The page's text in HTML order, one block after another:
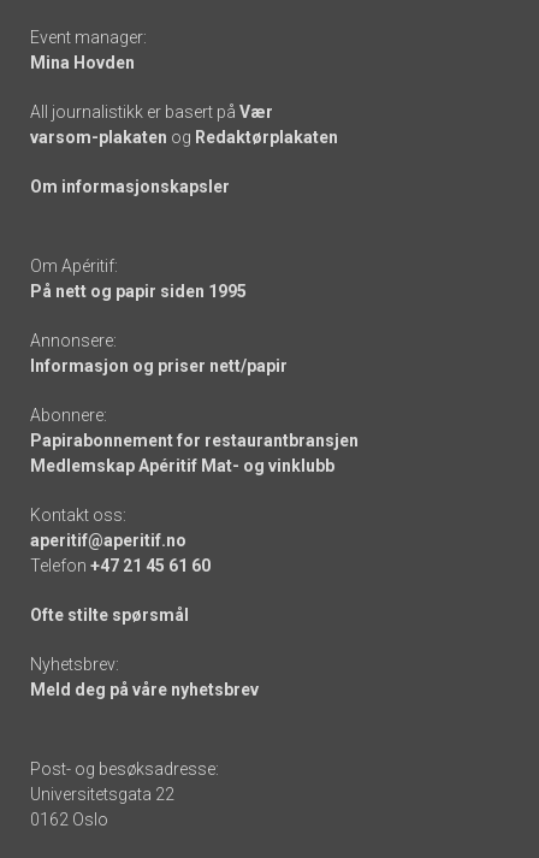
Event manager:
Mina Hovden
All journalistikk er basert på Vær
varsom-plakaten og Redaktørplakaten
Om informasjonskapsler
Om Apéritif:
På nett og papir siden 1995
Annonsere:
Informasjon og priser nett/papir
Abonnere:
Papirabonnement for restaurantbransjen
Medlemskap Apéritif Mat- og vinklubb
Kontakt oss:
aperitif@aperitif.no
Telefon +47 21 45 61 60
Ofte stilte spørsmål
Nyhetsbrev:
Meld deg på våre nyhetsbrev
Post- og besøksadresse:
Universitetsgata 22
0162 Oslo